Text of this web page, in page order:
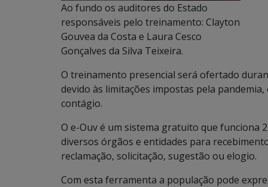
Ao fundo os auditores do Estado
responsáveis pelo treinamento: Clayton
Gouvea da Costa e Laura Cesco
Gonçalves da Silva Teixeira.
O treinamento presencial será ofertado
devido às limitações impostas pela
contágio.
O e-Ouv é um sistema gratuito que funciona
diversos órgãos e entidades para
reclamação, solicitação, sugestão ou elogio.
Com esta ferramenta a população pode